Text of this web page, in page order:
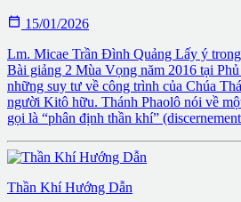
 15/01/2026
Lm. Micae Trần Đình Quảng Lấy ý trong
Bài giảng 2 Mùa Vọng năm 2016 tại
những suy tư về công trình của Chúa
người Kitô hữu. Thánh Phaolô nói về
gọi là “phân định thần khí”
Thần Khí Hướng Dẫn